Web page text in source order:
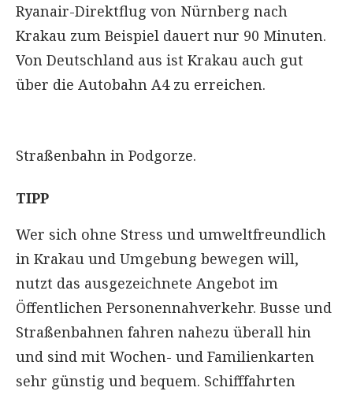
Ryanair-Direktflug von Nürnberg nach
Krakau zum Beispiel dauert nur 90 Minuten.
Von Deutschland aus ist Krakau auch gut
über die Autobahn A4 zu erreichen.
Straßenbahn in Podgorze.
TIPP
Wer sich ohne Stress und umweltfreundlich
in Krakau und Umgebung bewegen will,
nutzt das ausgezeichnete Angebot im
Öffentlichen Personennahverkehr. Busse und
Straßenbahnen fahren nahezu überall hin
und sind mit Wochen- und Familienkarten
sehr günstig und bequem. Schifffahrten